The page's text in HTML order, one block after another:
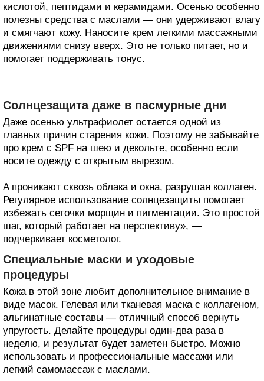
кислотой, пептидами и керамидами. Осенью особенно
полезны средства с маслами — они удерживают влагу
и смягчают кожу. Наносите крем легкими массажными
движениями снизу вверх. Это не только питает, но и
помогает поддерживать тонус.
Солнцезащита даже в пасмурные дни
Даже осенью ультрафиолет остается одной из
главных причин старения кожи. Поэтому не забывайте
про крем с SPF на шею и декольте, особенно если
носите одежду с открытым вырезом.
A проникают сквозь облака и окна, разрушая коллаген.
Регулярное использование солнцезащиты помогает
избежать сеточки морщин и пигментации. Это простой
шаг, который работает на перспективу», —
подчеркивает косметолог.
Специальные маски и уходовые
процедуры
Кожа в этой зоне любит дополнительное внимание в
виде масок. Гелевая или тканевая маска с коллагеном,
альгинатные составы — отличный способ вернуть
упругость. Делайте процедуры один-два раза в
неделю, и результат будет заметен быстро. Можно
использовать и профессиональные массажи или
легкий самомассаж с маслами.